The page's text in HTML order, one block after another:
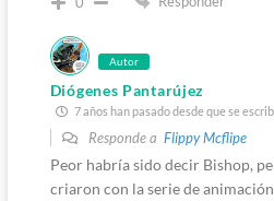
Autor
Diógenes Pantarújez
7 años han pasado desde que se
Responde a Flippy Mcflipe
Peor habría sido decir Bishop,
criaron con la serie de